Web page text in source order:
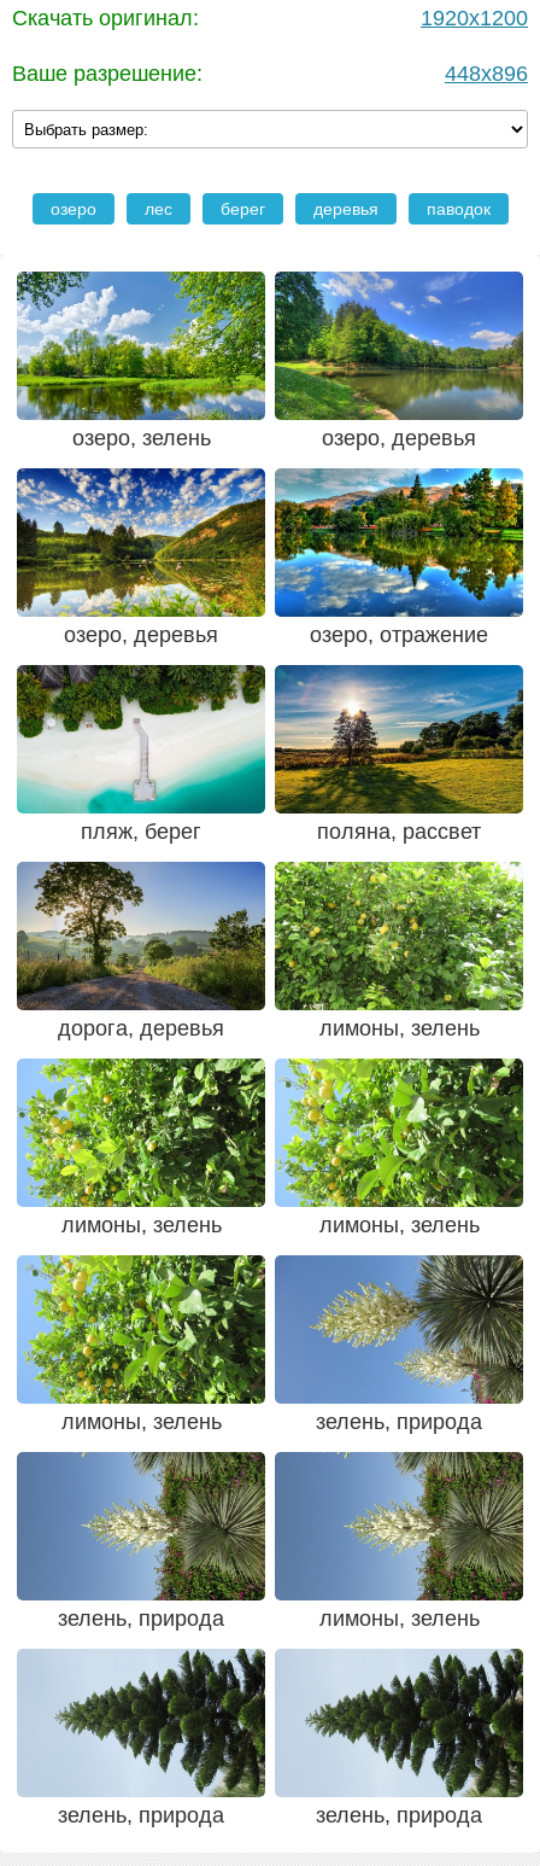
Скачать оригинал: 1920x1200
Ваше разрешение: 448x896
озеро лес берег деревья паводок
озеро, зелень озеро, деревья
озеро, деревья озеро, отражение
пляж, берег поляна, рассвет
дорога, деревья лимоны, зелень
лимоны, зелень лимоны, зелень
лимоны, зелень зелень, природа
зелень, природа лимоны, зелень
зелень, природа зелень, природа